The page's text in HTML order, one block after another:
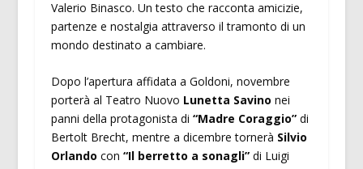
Valerio Binasco. Un testo che racconta amicizie,
partenze e nostalgia attraverso il tramonto di un
mondo destinato a cambiare.
Dopo l’apertura affidata a Goldoni, novembre
porterà al Teatro Nuovo Lunetta Savino nei
panni della protagonista di “Madre Coraggio”di
Bertolt Brecht, mentre a dicembre tornerà Silvio
Orlando con “Il berretto a sonagli”di Luigi